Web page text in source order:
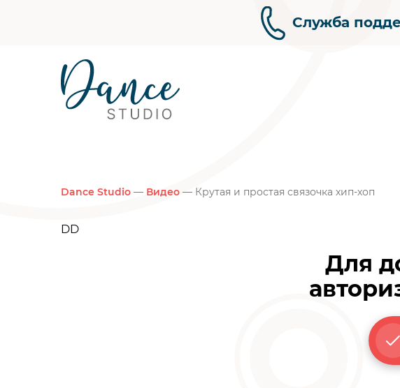
Служба
Dance Studio — Видео — Крутая и простая связочка хип-хоп
DD
Для